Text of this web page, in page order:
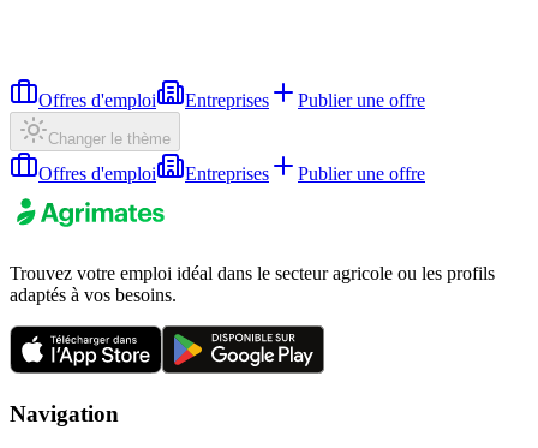
Offres d'emploi Entreprises Publier une offre
Changer le thème
Offres d'emploi Entreprises Publier une offre
Trouvez votre emploi idéal dans le secteur agricole ou les profils
adaptés à vos besoins.
Navigation